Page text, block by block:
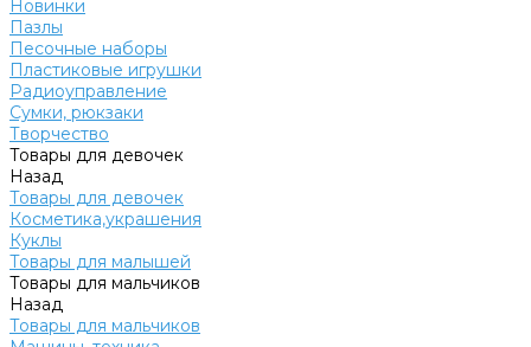
Новинки
Пазлы
Песочные наборы
Пластиковые игрушки
Радиоуправление
Сумки, рюкзаки
Творчество
Товары для девочек
Назад
Товары для девочек
Косметика,украшения
Куклы
Товары для малышей
Товары для мальчиков
Назад
Товары для мальчиков